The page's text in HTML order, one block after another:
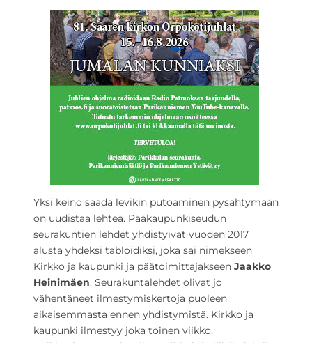
Yksi keino saada levikin putoaminen pysähtymään
on uudistaa lehteä. Pääkaupunkiseudun
seurakuntien lehdet yhdistyivät vuoden 2017
alusta yhdeksi tabloidiksi, joka sai nimekseen
Kirkko ja kaupunki ja päätoimittajakseen Jaakko
Heinimäen. Seurakuntalehdet olivat jo
vähentäneet ilmestymiskertoja puoleen
aikaisemmasta ennen yhdistymistä. Kirkko ja
kaupunki ilmestyy joka toinen viikko.